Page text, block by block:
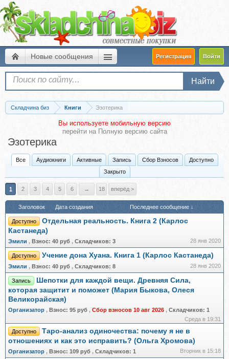
Новые сообщения Регистрация Войти
Найти
Складчина биз Книги Эзотерика
Вы используете мобильную версию
перейти на Полную версию сайта
Эзотерика
Все Аудиокниги Активные Запись Сбор Взносов
Доступно
Закрыто
1 2 3 4 5 6 → 18 вперёд >
Заголовок Дата создания Последнее сообщение ↓
Доступно
Отдельная реальность. Книга 2 (Карлос
Кастанеда)
Эмили , Взнос: 40 руб , Складчиков: 3 28 янв 2020
Доступно Учение дона Хуана. Книга 1 (Карлос Кастанеда)
Эмили , Взнос: 40 руб , Складчиков: 8 28 янв 2020
Запись
Шепотки для каждой вещи. Древняя Сила,
которая защитит и поможет (Мария Быкова, Олеся
Великорайская)
Организатор , Взнос: 95 руб , Сбор взносов 10 авг 2026 , Складчиков: 1
Среда в 19:31
Доступно
Таро-анализ одиночества: почему я не в
отношениях и как это исправить? (Ольга Хромова)
Организатор , Взнос: 109 руб , Складчиков: 1 Вторник в 15:18